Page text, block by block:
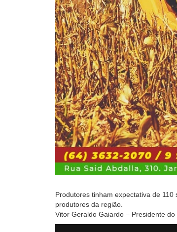
Produtores tinham expectativa de
produtores da região.
Vitor Geraldo Gaiardo – Presidente